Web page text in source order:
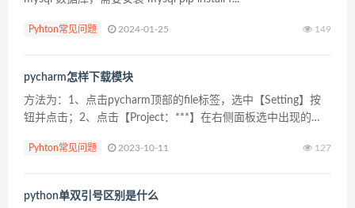
Pyhton常见问题 2024-01-25 149
pycharm怎样下载模块
方法为：1、点击pycharm顶部的file标签，选中【Setting】按
钮并点击；2、点击【Project：***】在右侧面板选中出现的
库，...
Pyhton常见问题 2023-10-11 127
python单双引号区别是什么